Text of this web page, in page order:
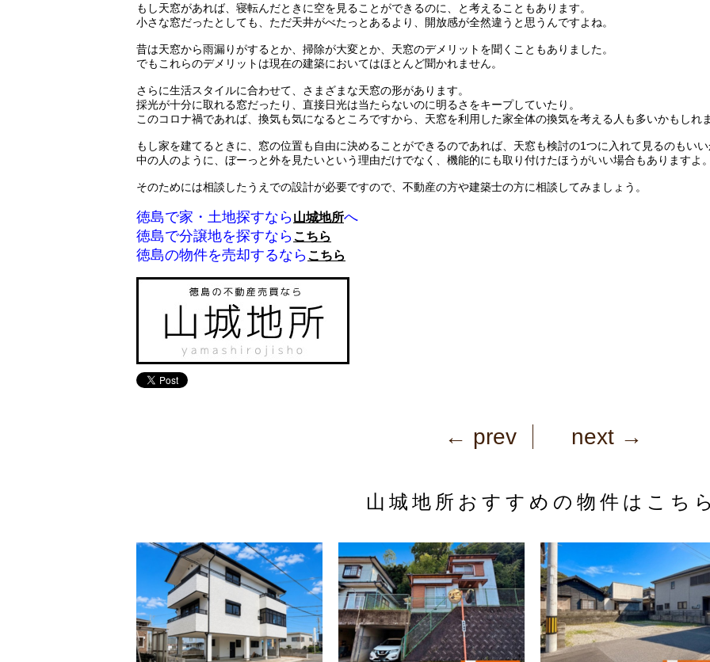
もし天窓があれば、寝転んだときに空を見ることができるのに、と考えることもあります。
小さな窓だったとしても、ただ天井がべたっとあるより、開放感が全然違うと思うんですよね。
昔は天窓から雨漏りがするとか、掃除が大変とか、天窓のデメリットを聞くこともありました。
でもこれらのデメリットは現在の建築においてはほとんど聞かれません。
さらに生活スタイルに合わせて、さまざまな天窓の形があります。
採光が十分に取れる窓だったり、直接日光は当たらないのに明るさをキープしていたり。
このコロナ禍であれば、換気も気になるところですから、天窓を利用した家全体の換気を考える人も多いかもしれ
もし家を建てるときに、窓の位置も自由に決めることができるのであれば、天窓も検討の1つに入れて見るのもい
中の人のように、ぼーっと外を見たいという理由だけでなく、機能的にも取り付けたほうがいい場合もありますよ
そのためには相談したうえでの設計が必要ですので、不動産の方や建築士の方に相談してみましょう。
徳島で家・土地探すなら山城地所へ
徳島で分譲地を探すならこちら
徳島の物件を売却するならこちら
← prev next →
山城地所おすすめの 物件はこち